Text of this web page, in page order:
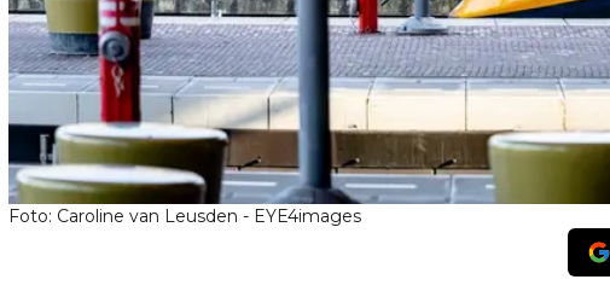
Foto: Caroline van Leusden - EYE4images